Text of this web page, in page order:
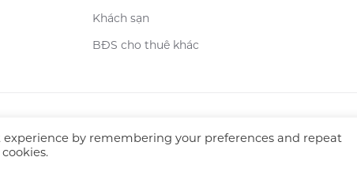
Khách sạn
BĐS cho thuê khác
by remembering your preferences and repeat